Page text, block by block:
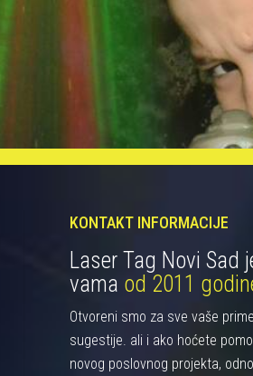
KONTAKT INFORMACIJE
Laser Tag Novi Sad
vama od 2011
Otvoreni smo za sve vaše
sugestije. ali i ako hoćete
novog poslovnog projekta,